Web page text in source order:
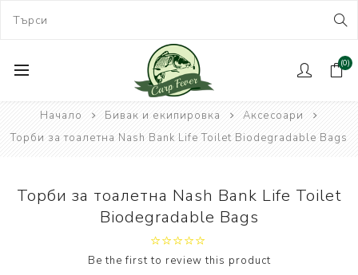
(0)
Начало Бивак и екипировка
Аксесоари
Торби за тоалетна Nash Bank Life Toilet Biodegradable Bags
Торби за тоалетна Nash Bank Life Toilet
Biodegradable Bags
Be the first to review this product